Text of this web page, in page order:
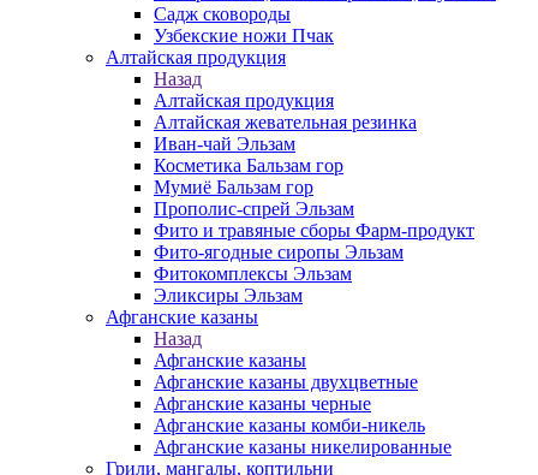
Садж сковороды
Узбекские ножи Пчак
Алтайская продукция
Назад
Алтайская продукция
Алтайская жевательная резинка
Иван-чай Эльзам
Косметика Бальзам гор
Мумиё Бальзам гор
Прополис-спрей Эльзам
Фито и травяные сборы Фарм-продукт
Фито-ягодные сиропы Эльзам
Фитокомплексы Эльзам
Эликсиры Эльзам
Афганские казаны
Назад
Афганские казаны
Афганские казаны двухцветные
Афганские казаны черные
Афганские казаны комби-никель
Афганские казаны никелированные
Грили, мангалы, коптильни